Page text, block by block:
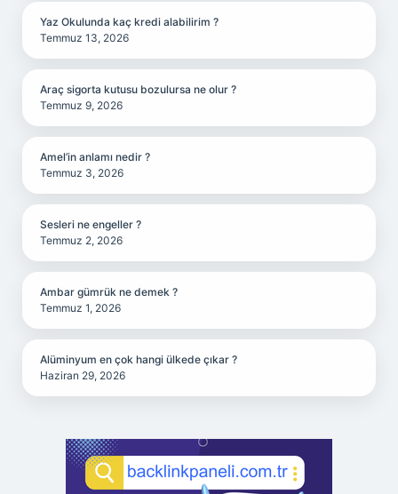
Yaz Okulunda kaç kredi alabilirim ?
Temmuz 13, 2026
Araç sigorta kutusu bozulursa ne olur ?
Temmuz 9, 2026
Amel’in anlamı nedir ?
Temmuz 3, 2026
Sesleri ne engeller ?
Temmuz 2, 2026
Ambar gümrük ne demek ?
Temmuz 1, 2026
Alüminyum en çok hangi ülkede çıkar ?
Haziran 29, 2026